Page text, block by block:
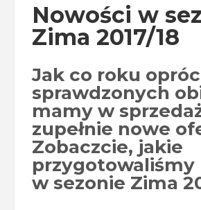
Nowości w
Zima 2017/18
Jak co roku
sprawdzonych
mamy w
zupełnie nowe
Zobaczcie, jakie
przygotowaliśmy
w sezonie Zima